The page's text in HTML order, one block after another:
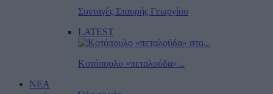
Συνταγές Σταυρής Γεωργίου
LATEST
Κοτόπουλο «πεταλούδα»...
ΝΕΑ